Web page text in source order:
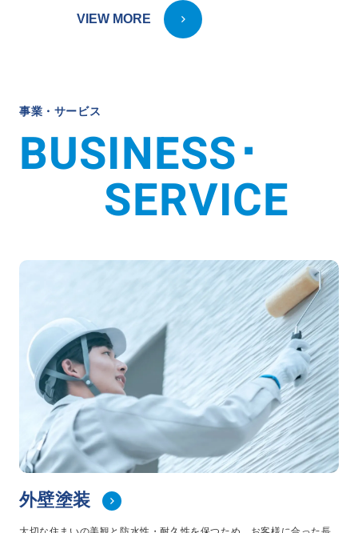
現地診断見積もり（無料）
施工パートナー募集
総合お問い合わせ
AIポリシー
VIEW MORE
事業 ・ サービス
BUSINESS･
SERVICE
外壁塗装